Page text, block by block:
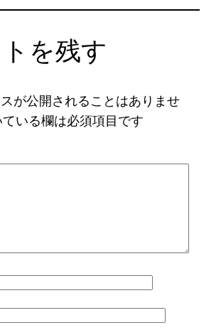
を残す
が公開されることはありませ
ている欄は必須項目です